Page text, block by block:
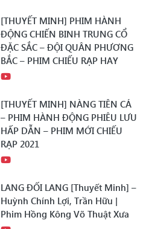
[THUYẾT MINH] PHIM HÀNH
ĐỘNG CHIẾN BINH TRUNG CỔ
ĐẶC SẮC – ĐỘI QUÂN PHƯƠNG
BẮC – PHIM CHIẾU RẠP HAY
[THUYẾT MINH] NÀNG TIÊN CÁ
– PHIM HÀNH ĐỘNG PHIÊU LƯU
HẤP DẪN – PHIM MỚI CHIẾU
RẠP 2021
LANG ĐỐI LANG [Thuyết Minh] –
Huỳnh Chính Lợi, Trần Hữu |
Phim Hồng Kông Võ Thuật Xưa